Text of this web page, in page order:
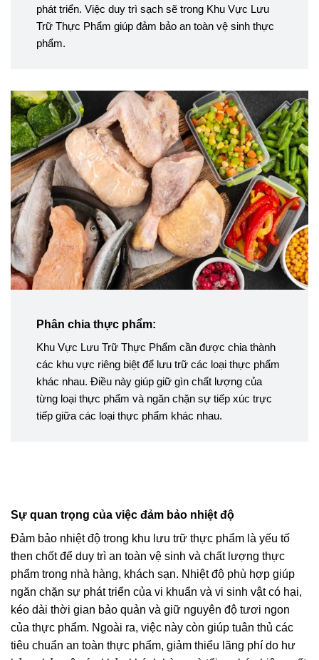
phát triển. Việc duy trì sạch sẽ trong Khu Vực Lưu
Trữ Thực Phẩm giúp đảm bảo an toàn vệ sinh thực
phẩm.
Phân chia thực phẩm:
Khu Vực Lưu Trữ Thực Phẩm cần được chia thành
các khu vực riêng biệt để lưu trữ các loại thực phẩm
khác nhau. Điều này giúp giữ gìn chất lượng của
từng loại thực phẩm và ngăn chặn sự tiếp xúc trực
tiếp giữa các loại thực phẩm khác nhau.
Sự quan trọng của việc đảm bảo nhiệt độ
Đảm bảo nhiệt độ trong khu lưu trữ thực phẩm là yếu tố
then chốt để duy trì an toàn vệ sinh và chất lượng thực
phẩm trong nhà hàng, khách sạn. Nhiệt độ phù hợp giúp
ngăn chặn sự phát triển của vi khuẩn và vi sinh vật có hại,
kéo dài thời gian bảo quản và giữ nguyên độ tươi ngon
của thực phẩm. Ngoài ra, việc này còn giúp tuân thủ các
tiêu chuẩn an toàn thực phẩm, giảm thiểu lãng phí do hư